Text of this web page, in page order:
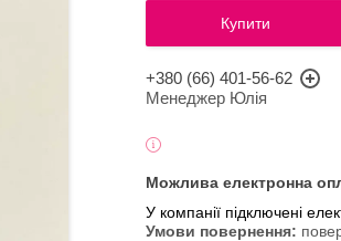
Купити
+380 (66) 401-56-62
Менеджер Юлія
У компанії підключені